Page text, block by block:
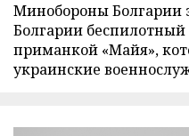
Минобороны Болгарии
Болгарии
приманкой «Майя»,
украинские